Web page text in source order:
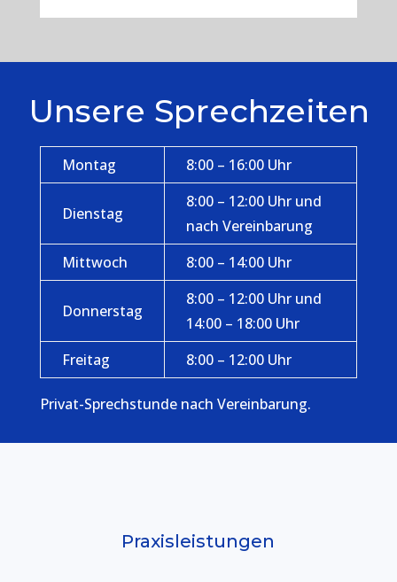
Unsere Sprechzeiten
Montag 8:00 – 16:00 Uhr
Dienstag
8:00 – 12:00 Uhr und
nach Vereinbarung
Mittwoch
8:00 – 14:00 Uhr
Donnerstag
8:00 – 12:00 Uhr und
14:00 – 18:00 Uhr
Freitag
8:00 – 12:00 Uhr
Privat-Sprechstunde nach Vereinbarung.
Praxisleistungen